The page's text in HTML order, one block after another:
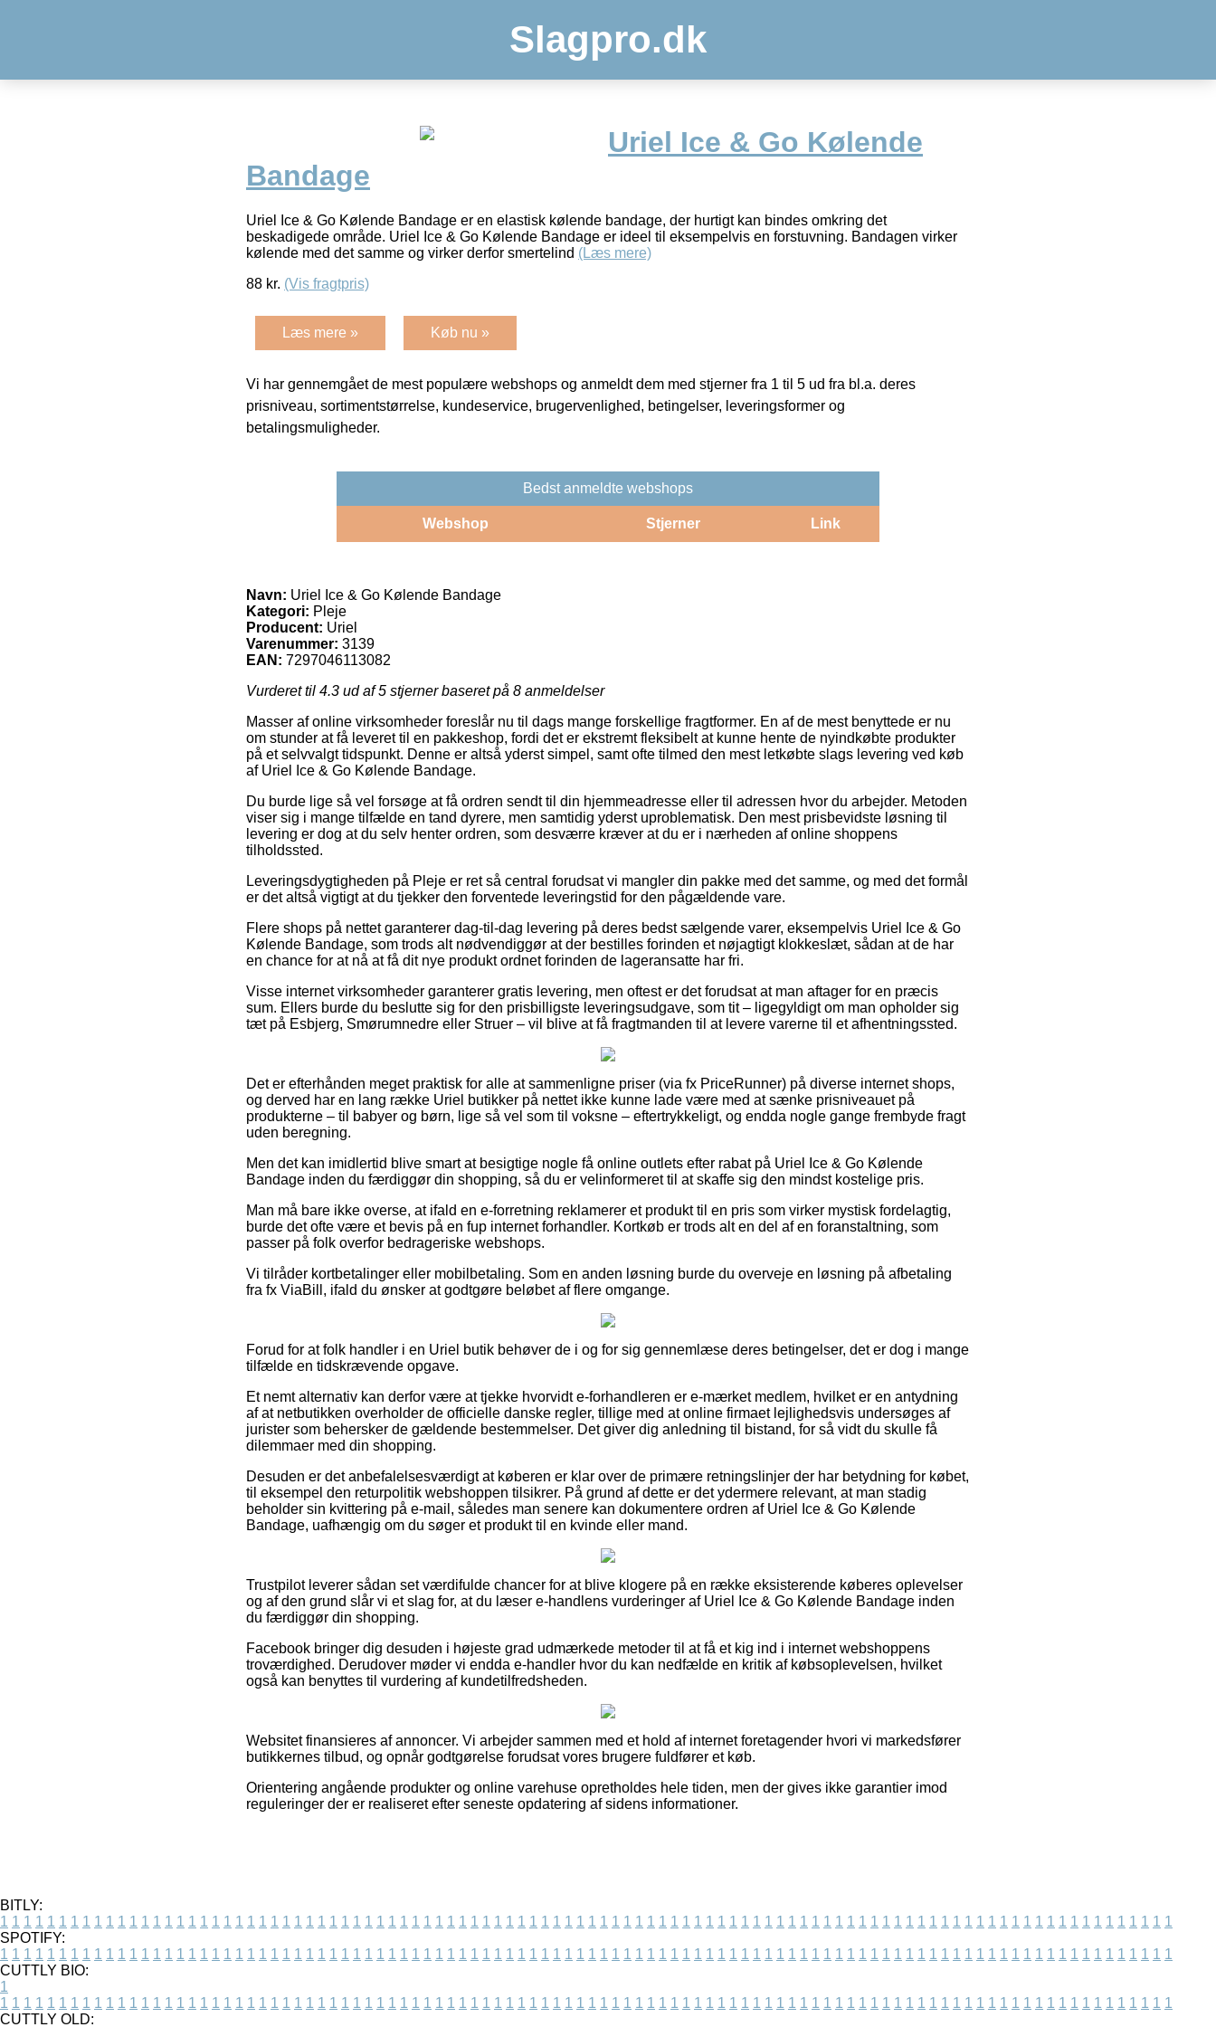
Slagpro.dk
Uriel Ice & Go Kølende
Bandage
Uriel Ice & Go Kølende Bandage er en elastisk kølende bandage, der hurtigt kan bindes omkring det
beskadigede område. Uriel Ice & Go Kølende Bandage er ideel til eksempelvis en forstuvning. Bandagen virker
kølende med det samme og virker derfor smertelind (Læs mere)
88 kr. (Vis fragtpris)
Læs mere » Køb nu »
Vi har gennemgået de mest populære webshops og anmeldt dem med stjerner fra 1 til 5 ud fra bl.a. deres
prisniveau, sortimentstørrelse, kundeservice, brugervenlighed, betingelser, leveringsformer og
betalingsmuligheder.
Bedst anmeldte webshops
Webshop Stjerner Link
Navn: Uriel Ice & Go Kølende Bandage
Kategori: Pleje
Producent: Uriel
Varenummer: 3139
EAN: 7297046113082
Vurderet til 4.3 ud af 5 stjerner baseret på 8 anmeldelser
Masser af online virksomheder foreslår nu til dags mange forskellige fragtformer. En af de mest benyttede er nu
om stunder at få leveret til en pakkeshop, fordi det er ekstremt fleksibelt at kunne hente de nyindkøbte produkter
på et selvvalgt tidspunkt. Denne er altså yderst simpel, samt ofte tilmed den mest letkøbte slags levering ved køb
af Uriel Ice & Go Kølende Bandage.
Du burde lige så vel forsøge at få ordren sendt til din hjemmeadresse eller til adressen hvor du arbejder. Metoden
viser sig i mange tilfælde en tand dyrere, men samtidig yderst uproblematisk. Den mest prisbevidste løsning til
levering er dog at du selv henter ordren, som desværre kræver at du er i nærheden af online shoppens
tilholdssted.
Leveringsdygtigheden på Pleje er ret så central forudsat vi mangler din pakke med det samme, og med det formål
er det altså vigtigt at du tjekker den forventede leveringstid for den pågældende vare.
Flere shops på nettet garanterer dag-til-dag levering på deres bedst sælgende varer, eksempelvis Uriel Ice & Go
Kølende Bandage, som trods alt nødvendiggør at der bestilles forinden et nøjagtigt klokkeslæt, sådan at de har
en chance for at nå at få dit nye produkt ordnet forinden de lageransatte har fri.
Visse internet virksomheder garanterer gratis levering, men oftest er det forudsat at man aftager for en præcis
sum. Ellers burde du beslutte sig for den prisbilligste leveringsudgave, som tit – ligegyldigt om man opholder sig
tæt på Esbjerg, Smørumnedre eller Struer – vil blive at få fragtmanden til at levere varerne til et afhentningssted.
Det er efterhånden meget praktisk for alle at sammenligne priser (via fx PriceRunner) på diverse internet shops,
og derved har en lang række Uriel butikker på nettet ikke kunne lade være med at sænke prisniveauet på
produkterne – til babyer og børn, lige så vel som til voksne – eftertrykkeligt, og endda nogle gange frembyde fragt
uden beregning.
Men det kan imidlertid blive smart at besigtige nogle få online outlets efter rabat på Uriel Ice & Go Kølende
Bandage inden du færdiggør din shopping, så du er velinformeret til at skaffe sig den mindst kostelige pris.
Man må bare ikke overse, at ifald en e-forretning reklamerer et produkt til en pris som virker mystisk fordelagtig,
burde det ofte være et bevis på en fup internet forhandler. Kortkøb er trods alt en del af en foranstaltning, som
passer på folk overfor bedrageriske webshops.
Vi tilråder kortbetalinger eller mobilbetaling. Som en anden løsning burde du overveje en løsning på afbetaling
fra fx ViaBill, ifald du ønsker at godtgøre beløbet af flere omgange.
Forud for at folk handler i en Uriel butik behøver de i og for sig gennemlæse deres betingelser, det er dog i mange
tilfælde en tidskrævende opgave.
Et nemt alternativ kan derfor være at tjekke hvorvidt e-forhandleren er e-mærket medlem, hvilket er en antydning
af at netbutikken overholder de officielle danske regler, tillige med at online firmaet lejlighedsvis undersøges af
jurister som behersker de gældende bestemmelser. Det giver dig anledning til bistand, for så vidt du skulle få
dilemmaer med din shopping.
Desuden er det anbefalelsesværdigt at køberen er klar over de primære retningslinjer der har betydning for købet,
til eksempel den returpolitik webshoppen tilsikrer. På grund af dette er det ydermere relevant, at man stadig
beholder sin kvittering på e-mail, således man senere kan dokumentere ordren af Uriel Ice & Go Kølende
Bandage, uafhængig om du søger et produkt til en kvinde eller mand.
Trustpilot leverer sådan set værdifulde chancer for at blive klogere på en række eksisterende køberes oplevelser
og af den grund slår vi et slag for, at du læser e-handlens vurderinger af Uriel Ice & Go Kølende Bandage inden
du færdiggør din shopping.
Facebook bringer dig desuden i højeste grad udmærkede metoder til at få et kig ind i internet webshoppens
troværdighed. Derudover møder vi endda e-handler hvor du kan nedfælde en kritik af købsoplevelsen, hvilket
også kan benyttes til vurdering af kundetilfredsheden.
Websitet finansieres af annoncer. Vi arbejder sammen med et hold af internet foretagender hvori vi markedsfører
butikkernes tilbud, og opnår godtgørelse forudsat vores brugere fuldfører et køb.
Orientering angående produkter og online varehuse opretholdes hele tiden, men der gives ikke garantier imod
reguleringer der er realiseret efter seneste opdatering af sidens informationer.
BITLY:
1 1 1 1 1 1 1 1 1 1 1 1 1 1 1 1 1 1 1 1 1 1 1 1 1 1 1 1 1 1 1 1 1 1 1 1 1 1 1 1 1 1 1 1 1 1 1 1 1 1 1 1 1 1 1 1 1 1 1 1 1 1 1 1 1 1 1 1 1 1 1 1 1 1 1 1 1 1 1 1 1 1 1 1 1 1 1 1 1 1 1 1 1 1 1 1 1 1 1 1
SPOTIFY:
1 1 1 1 1 1 1 1 1 1 1 1 1 1 1 1 1 1 1 1 1 1 1 1 1 1 1 1 1 1 1 1 1 1 1 1 1 1 1 1 1 1 1 1 1 1 1 1 1 1 1 1 1 1 1 1 1 1 1 1 1 1 1 1 1 1 1 1 1 1 1 1 1 1 1 1 1 1 1 1 1 1 1 1 1 1 1 1 1 1 1 1 1 1 1 1 1 1 1 1
CUTTLY BIO:
1
1 1 1 1 1 1 1 1 1 1 1 1 1 1 1 1 1 1 1 1 1 1 1 1 1 1 1 1 1 1 1 1 1 1 1 1 1 1 1 1 1 1 1 1 1 1 1 1 1 1 1 1 1 1 1 1 1 1 1 1 1 1 1 1 1 1 1 1 1 1 1 1 1 1 1 1 1 1 1 1 1 1 1 1 1 1 1 1 1 1 1 1 1 1 1 1 1 1 1 1
CUTTLY OLD: